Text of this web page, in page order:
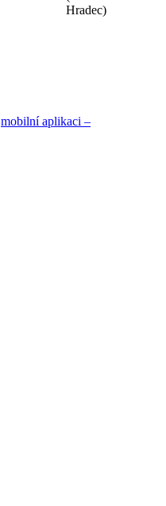
Hradec)
mobilní aplikaci –